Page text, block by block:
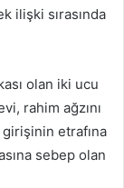
ilişki sırasında
olan iki ucu
rahim ağzını
girişinin etrafına
sebep olan